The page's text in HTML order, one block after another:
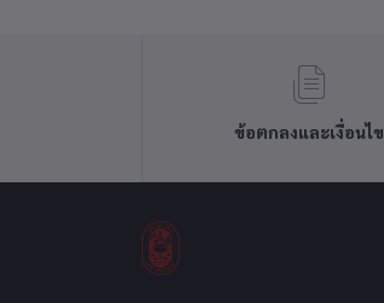
ข้อตกลงและเงื่อนไข